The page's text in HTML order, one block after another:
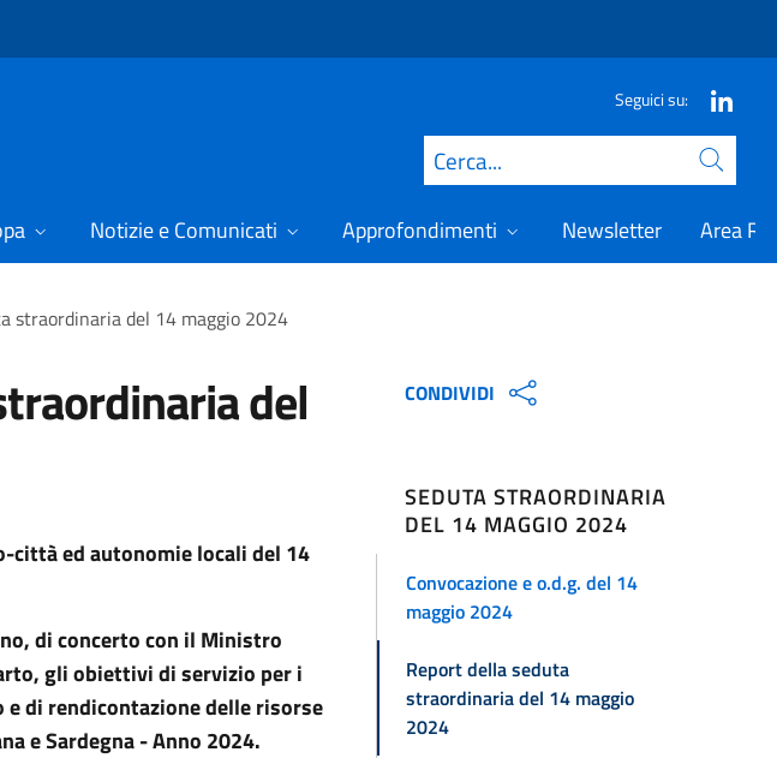
Seguici su:
Cerca
Notizie e Comunicati Approfondimenti Newsletter Area
straordinaria del 14 maggio 2024
del
città ed autonomie localidel 14
di concerto con il Ministro
gli obiettivi di servizio per i
di rendicontazione delle risorse
e Sardegna - Anno 2024.
CONDIVIDI
SEDUTA STRAORDINARIA
DEL 14 MAGGIO 2024
Convocazione e o.d.g. del 14
maggio 2024
Report della seduta
straordinaria del 14 maggio
2024